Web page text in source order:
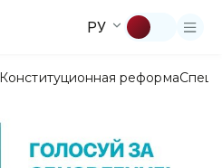
РУ
Конституционная реформа